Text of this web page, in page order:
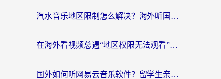
汽水音乐地区限制怎么解决？海外听国内音乐的实用指南来了
在海外看视频总遇“地区权限无法观看”？这篇攻略帮你轻松解锁国内影视动漫
国外如何听网易云音乐软件？留学生亲测有效的回国加速方案